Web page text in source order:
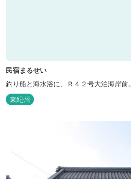
民宿まるせい
釣り船と海水浴に、Ｒ４２号大泊海岸前。
東紀州